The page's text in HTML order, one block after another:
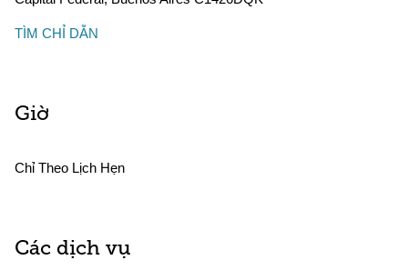
TÌM CHỈ DẪN
Giờ
Chỉ Theo Lịch Hẹn
Các dịch vụ